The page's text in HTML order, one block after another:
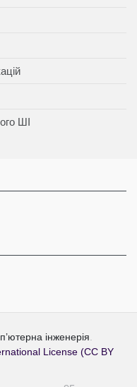
ШІ
інженерія
License (CC BY